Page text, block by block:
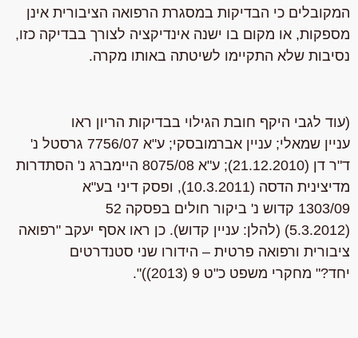
המקובלים כי הבדיקות במסגרת הרפואה הציבורית אינן
מספקות, או מקום בו ישנה אינדיקציה לצורך בבדיקה כזו,
נסיבות שלא התקיימו לשיטתה באותו מקרה.
(עוד לגבי היקף חובת הגילוי בבדיקות הריון ראו
עניין שמאלי; עניין אברמובסקי; ע"א 7756/07 גרסטל נ'
ד"ר דן (21.12.2010); ע"א 8075/08 היימברג נ' הסתדרות
מדיצינית הדסה (10.3.2011), ופסק דיני בע"א
1303/09 קדוש נ' ביקור חולים בפסקה 52
(5.3.2012) (להלן: עניין קדוש). כן ראו אסף יעקב "רפואה
ציבורית ורפואה פרטית – הידורו שני סטנדרטים
יחד?" מחקרי משפט כ"ט 9 (2013))".